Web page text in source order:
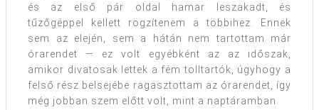
és az első pár oldal hamar leszakadt, és
tűzőgéppel kellett rögzítenem a többihez. Ennek
sem az elején, sem a hátán nem tartottam már
órarendet — ez volt egyébként az az időszak,
amikor divatosak lettek a fém tolltartók, úgyhogy a
felső rész belsejébe ragasztottam az órarendet, így
még jobban szem előtt volt, mint a naptáramban.